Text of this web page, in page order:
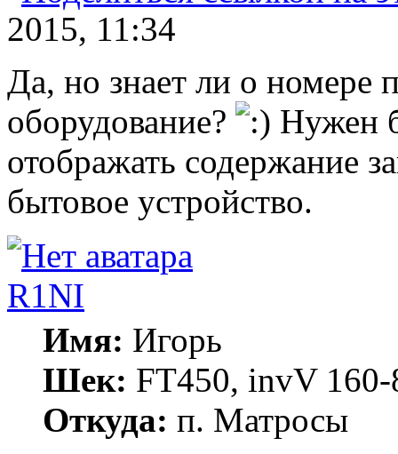
2015, 11:34
Да, но знает ли о номере
оборудование?
Нужен
отображать содержание
бытовое устройство.
R1NI
Имя: Игорь
Шек: FT450, invV
Откуда: п. Матросы